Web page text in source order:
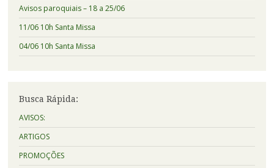
Avisos paroquiais – 18 a 25/06
11/06 10h Santa Missa
04/06 10h Santa Missa
Busca Rápida:
AVISOS:
ARTIGOS
PROMOÇÕES